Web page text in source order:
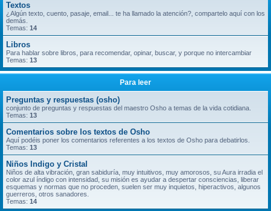
Textos
¿Algún texto, cuento, pasaje, email... te ha llamado la atención?, compartelo aquí con los
demás.
Temas: 14
Libros
Para hablar sobre libros, para recomendar, opinar, buscar, y porque no intercambiar
Temas: 13
Para leer
Preguntas y respuestas (osho)
conjunto de preguntas y respuestas del maestro Osho a temas de la vida cotidiana.
Temas: 13
Comentarios sobre los textos de Osho
Aquí podéis poner los comentarios referentes a los textos de Osho para debatirlos.
Temas: 13
Niños Indigo y Cristal
Niños de alta vibración, gran sabiduría, muy intuitivos, muy amorosos, su Aura irradia el
color azul índigo con intensidad, su misión es ayudar a despertar consciencias, liberar
esquemas y normas que no proceden, suelen ser muy inquietos, hiperactivos, algunos
guerreros, otros sanadores.
Temas: 14